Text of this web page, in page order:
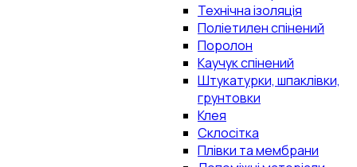
Технічна ізоляція
Поліетилен спінений
Поролон
Каучук спінений
Штукатурки, шпаклівки,
грунтовки
Клея
Склосітка
Плівки та мембрани